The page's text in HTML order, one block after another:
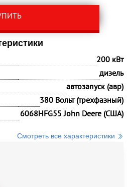
200 кВт
дизель
автозапуск (авр)
380 Вольт (трехфазный)
6068HFG55 John Deere (США)
Смотреть все характеристики